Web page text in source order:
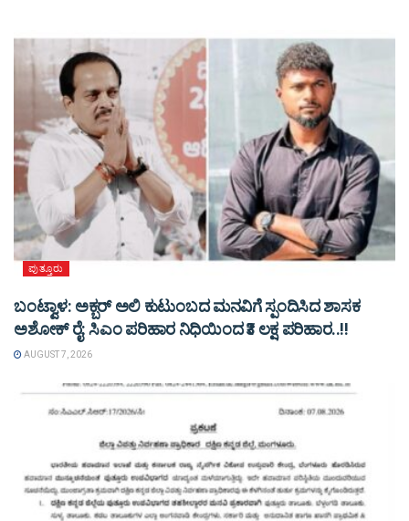
ಪುತ್ತೂರು
ಬಂಟ್ವಾಳ: ಅಕ್ಬರ್ ಅಲಿ ಕುಟುಂಬದ ಮನವಿಗೆ ಸ್ಪಂದಿಸಿದ ಶಾಸಕ
ಅಶೋಕ್ ರೈ: ಸಿಎಂ ಪರಿಹಾರ ನಿಧಿಯಿಂದ ₹3 ಲಕ್ಷ ಪರಿಹಾರ..!!
AUGUST 7, 2026